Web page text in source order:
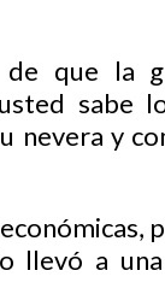
que la
sabe
nevera y
llevó a